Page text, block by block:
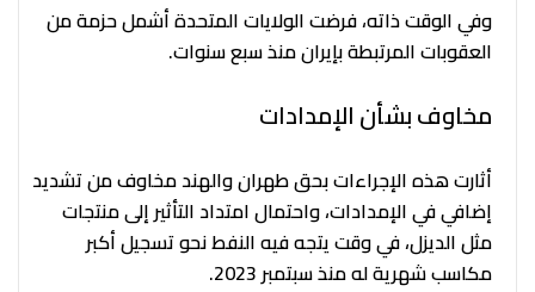
وفي الوقت ذاته، فرضت الولايات المتحدة أشمل حزمة من
العقوبات المرتبطة بإيران منذ سبع سنوات.
مخاوف بشأن الإمدادات
أثارت هذه الإجراءات بحق طهران والهند مخاوف من تشديد
إضافي في الإمدادات، واحتمال امتداد التأثير إلى منتجات
مثل الديزل، في وقت يتجه فيه النفط نحو تسجيل أكبر
مكاسب شهرية له منذ سبتمبر 2023.